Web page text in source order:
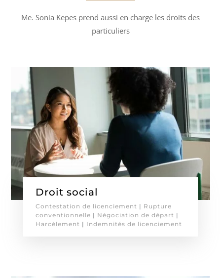
Me. Sonia Kepes prend aussi en charge les droits des
particuliers
Droit social
Contestation de licenciement | Rupture
conventionnelle | Négociation de départ |
Harcèlement | Indemnités de licenciement